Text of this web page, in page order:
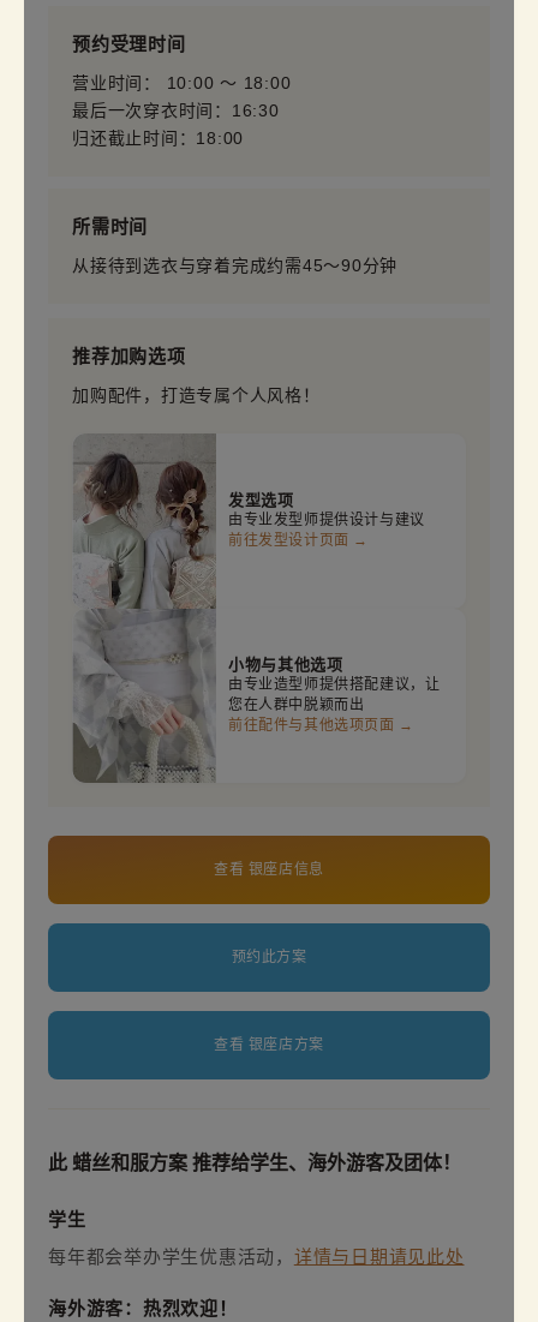
预约受理时间
营业时间： 10:00 〜 18:00
最后一次穿衣时间：16:30
归还截止时间：18:00
所需时间
从接待到选衣与穿着完成约需45～90分钟
推荐加购选项
加购配件，打造专属个人风格！
发型选项
由专业发型师提供设计与建议
前往发型设计页面 →
小物与其他选项
由专业造型师提供搭配建议，让
您在人群中脱颖而出
前往配件与其他选项页面 →
查看 银座店信息
预约此方案
查看 银座店方案
此 蜡丝和服方案 推荐给学生、海外游客及团体！
学生
每年都会举办学生优惠活动， 详情与日期请见此处
海外游客：热烈欢迎！